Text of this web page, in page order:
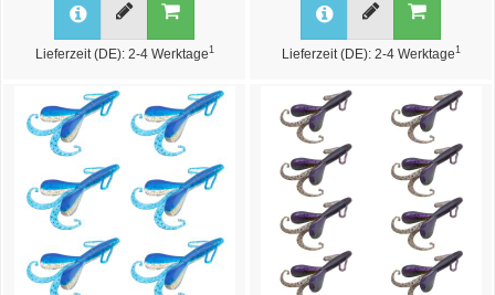
Lieferzeit (DE): 2-4 Werktage1 Lieferzeit (DE): 2-4 Werktage1